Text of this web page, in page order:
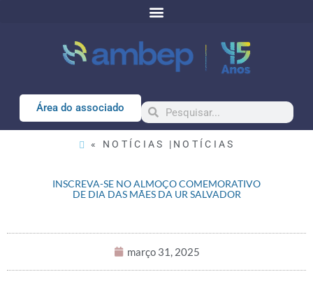
Área do associado
« NOTÍCIAS | NOTÍCIAS
INSCREVA-SE NO ALMOÇO COMEMORATIVO
DE DIA DAS MÃES DA UR SALVADOR
março 31, 2025